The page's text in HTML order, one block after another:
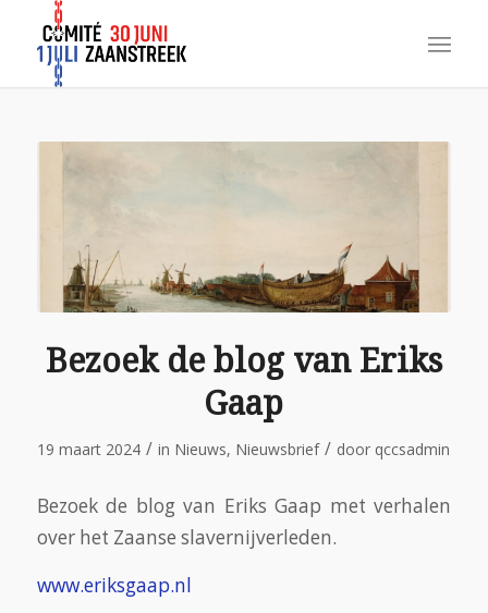
Bezoek de blog van Eriks
Gaap
19 maart 2024 / in Nieuws, Nieuwsbrief / door qccsadmin
Bezoek de blog van Eriks Gaap met verhalen
over het Zaanse slavernijverleden.
www.eriksgaap.nl